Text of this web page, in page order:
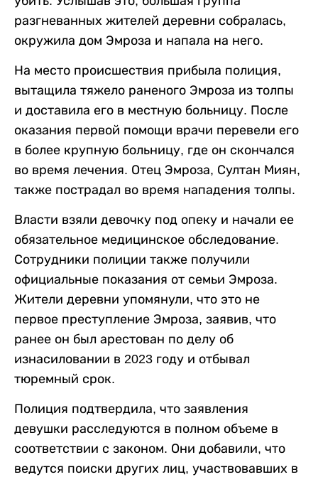
разгневанных жителей деревни собралась,
окружила дом Эмроза и напала на него.
На место происшествия прибыла полиция,
вытащила тяжело раненого Эмроза из толпы
и доставила его в местную больницу. После
оказания первой помощи врачи перевели его
в более крупную больницу, где он скончался
во время лечения. Отец Эмроза, Султан Миян,
также пострадал во время нападения толпы.
Власти взяли девочку под опеку и начали ее
обязательное медицинское обследование.
Сотрудники полиции также получили
официальные показания от семьи Эмроза.
Жители деревни упомянули, что это не
первое преступление Эмроза, заявив, что
ранее он был арестован по делу об
изнасиловании в 2023 году и отбывал
тюремный срок.
Полиция подтвердила, что заявления
девушки расследуются в полном объеме в
соответствии с законом. Они добавили, что
ведутся поиски других лиц, участвовавших в